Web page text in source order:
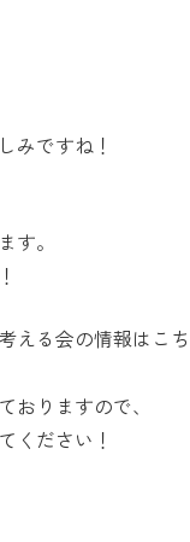
みですね！
す。
える会の情報はこち
おりますので、
ください！